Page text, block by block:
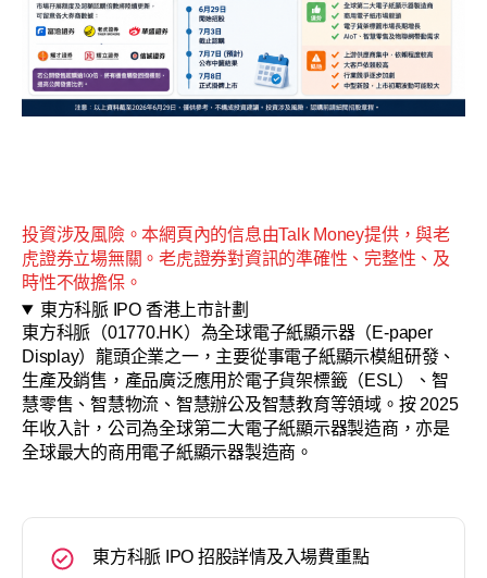
投資涉及風險。本網頁內的信息由Talk Money提供，與老
虎證券立場無關。老虎證券對資訊的準確性、完整性、及
時性不做擔保。
東方科脈 IPO 香港上市計劃
東方科脈（01770.HK）為全球電子紙顯示器（E-paper
Display）龍頭企業之一，主要從事電子紙顯示模組研發、
生產及銷售，產品廣泛應用於電子貨架標籤（ESL）、智
慧零售、智慧物流、智慧辦公及智慧教育等領域。按 2025
年收入計，公司為全球第二大電子紙顯示器製造商，亦是
全球最大的商用電子紙顯示器製造商。
東方科脈 IPO 招股詳情及入場費重點